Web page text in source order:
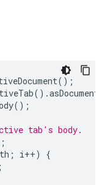
();
().
();
tab's body.
; i++)
{